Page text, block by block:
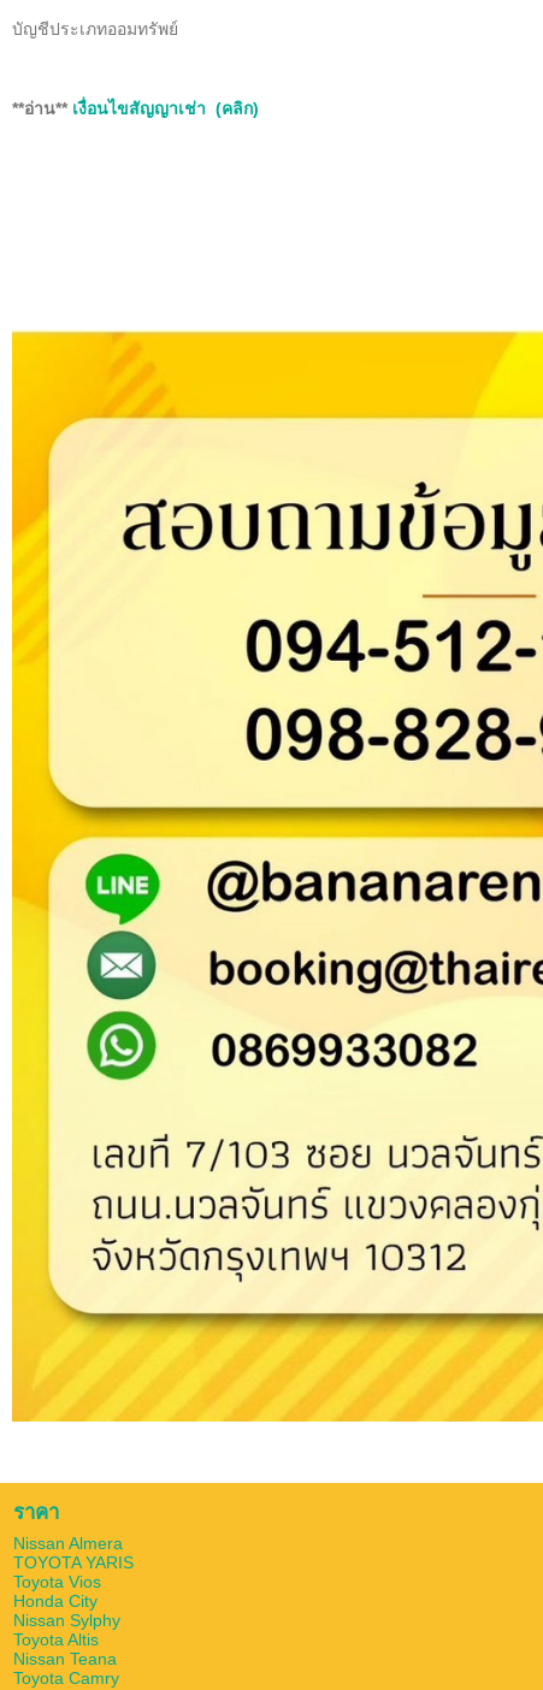
บัญชีประเภทออมทรัพย์
**อ่าน** เงื่อนไขสัญญาเช่า (คลิก)
ราคา
Nissan Almera
TOYOTA YARIS
Toyota Vios
Honda City
Nissan Sylphy
Toyota Altis
Nissan Teana
Toyota Camry